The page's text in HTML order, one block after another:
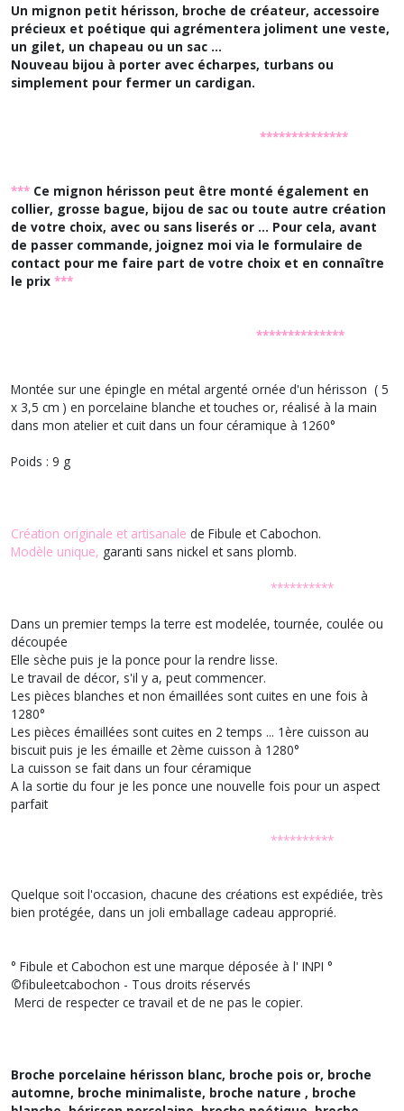
Un mignon petit hérisson, broche de créateur, accessoire
précieux et poétique qui agrémentera joliment une veste,
un gilet, un chapeau ou un sac ...
Nouveau bijou à porter avec écharpes, turbans ou
simplement pour fermer un cardigan.
**************
*** Ce mignon hérisson peut être monté également en
collier, grosse bague, bijou de sac ou toute autre création
de votre choix, avec ou sans liserés or ... Pour cela, avant
de passer commande, joignez moi via le formulaire de
contact pour me faire part de votre choix et en connaître
le prix ***
**************
Montée sur une épingle en métal argenté ornée d'un hérisson ( 5
x 3,5 cm ) en porcelaine blanche et touches or, réalisé à la main
dans mon atelier et cuit dans un four céramique à 1260°
Poids : 9 g
Création originale et artisanale de Fibule et Cabochon.
Modèle unique, garanti sans nickel et sans plomb.
**********
Dans un premier temps la terre est modelée, tournée, coulée ou
découpée
Elle sèche puis je la ponce pour la rendre lisse.
Le travail de décor, s'il y a, peut commencer.
Les pièces blanches et non émaillées sont cuites en une fois à
1280°
Les pièces émaillées sont cuites en 2 temps ... 1ère cuisson au
biscuit puis je les émaille et 2ème cuisson à 1280°
La cuisson se fait dans un four céramique
A la sortie du four je les ponce une nouvelle fois pour un aspect
parfait
**********
Quelque soit l'occasion, chacune des créations est expédiée, très
bien protégée, dans un joli emballage cadeau approprié.
° Fibule et Cabochon est une marque déposée à l' INPI °
©fibuleetcabochon - Tous droits réservés
Merci de respecter ce travail et de ne pas le copier.
Broche porcelaine hérisson blanc, broche pois or, broche
automne, broche minimaliste, broche nature , broche